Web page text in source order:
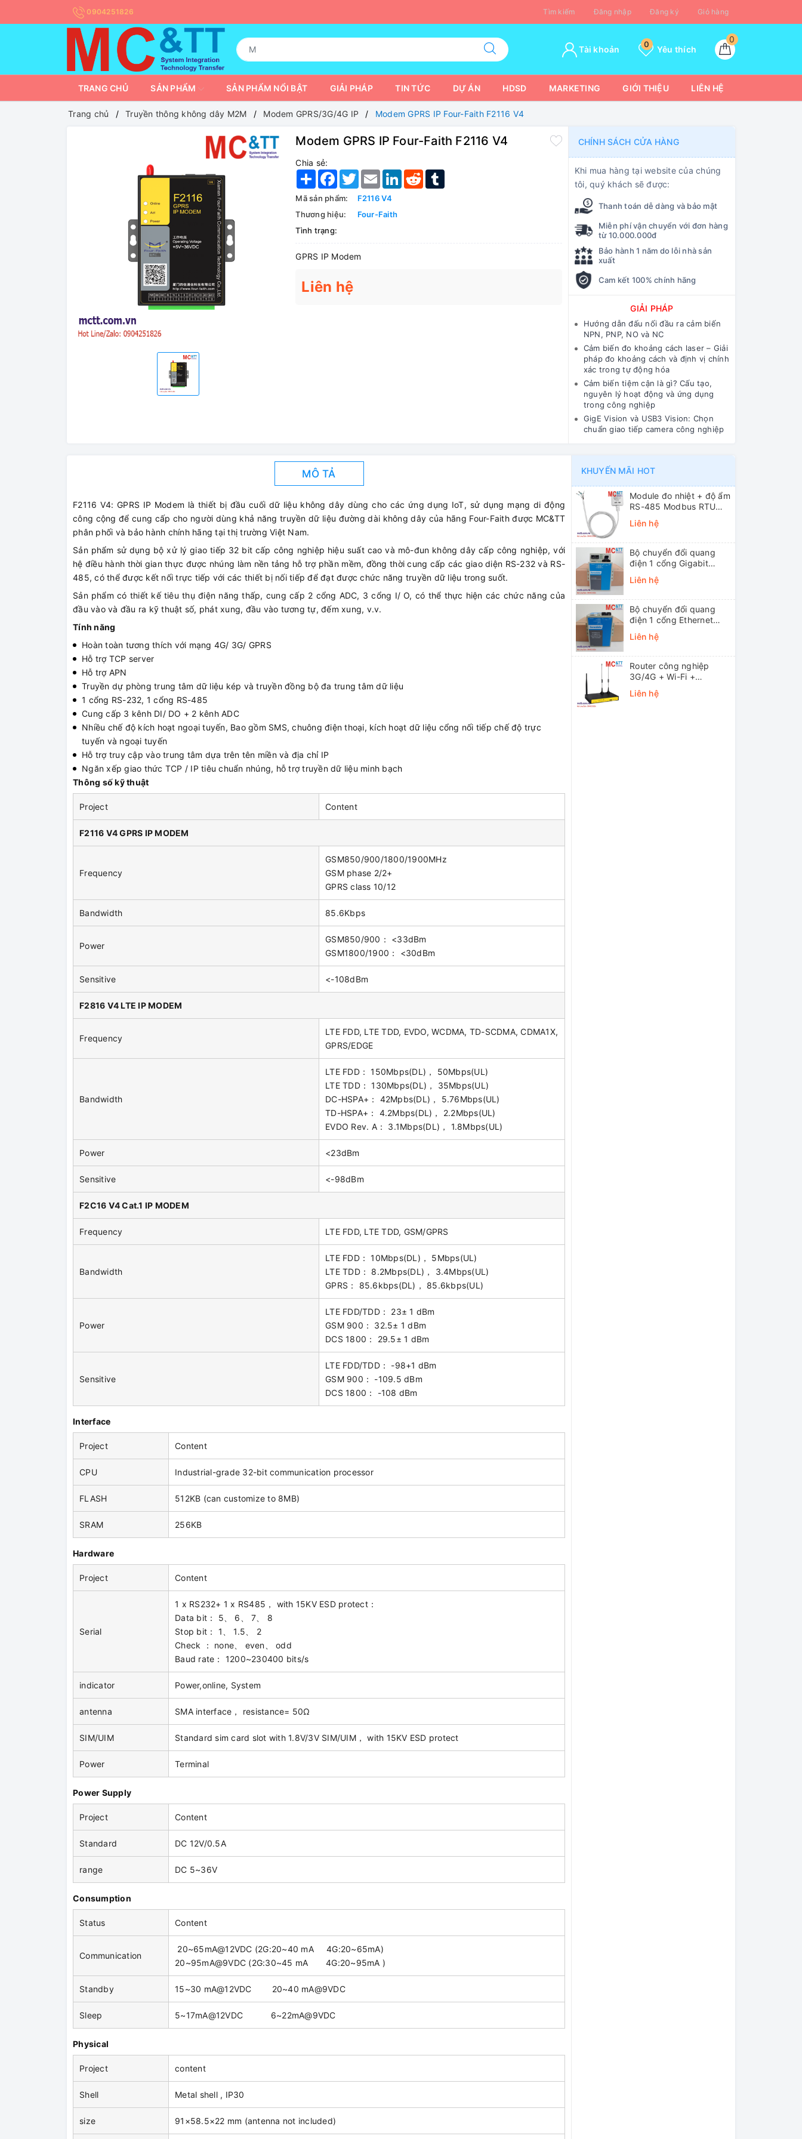
0904251826 Tìm kiếm Đăng nhập Đăng ký Giỏ hàng
0
Yêu thích
0
Tài khoản
TRANG CHỦ SẢN PHẨM SẢN PHẨM NỔI BẬT GIẢI PHÁP TIN TỨC DỰ ÁN HDSD MARKETING GIỚI THIỆU LIÊN HỆ
Trang chủ Truyền thông không dây M2M Modem GPRS/3G/4G IP Modem GPRS IP Four-Faith F2116 V4
Modem GPRS IP Four-Faith F2116 V4
Chia sẻ:
Share Facebook
TwitterEmail LinkedIn
Reddit
Mã sản phẩm:
F2116 V4
Thương hiệu:
Four-Faith
Tình trạng:
GPRS IP Modem
Liên hệ
CHÍNH SÁCH CỬA HÀNG
Khi mua hàng tại website của chúng
tôi, quý khách sẽ được:
Thanh toán dễ dàng và bảo mật
Miễn phí vận chuyển với đơn hàng
từ 10.000.000đ
Bảo hành 1 năm do lỗi nhà sản
xuất
Cam kết 100% chính hãng
GIẢI PHÁP
Hướng dẫn đấu nối đầu ra cảm biến
NPN, PNP, NO và NC
Cảm biến đo khoảng cách laser – Giải
pháp đo khoảng cách và định vị chính
xác trong tự động hóa
Cảm biến tiệm cận là gì? Cấu tạo,
nguyên lý hoạt động và ứng dụng
trong công nghiệp
GigE Vision và USB3 Vision: Chọn
chuẩn giao tiếp camera công nghiệp
MÔ TẢ
F2116 V4: GPRS IP Modem là thiết bị đầu cuối dữ liệu không dây dùng cho các ứng dụng IoT, sử dụng mạng di động
công cộng để cung cấp cho người dùng khả năng truyền dữ liệu đường dài không dây của hãng Four-Faith được MC&TT
phân phối và bảo hành chính hãng tại thị trường Việt Nam.
Sản phẩm sử dụng bộ xử lý giao tiếp 32 bit cấp công nghiệp hiệu suất cao và mô-đun không dây cấp công nghiệp, với
hệ điều hành thời gian thực được nhúng làm nền tảng hỗ trợ phần mềm, đồng thời cung cấp các giao diện RS-232 và RS-
485, có thể được kết nối trực tiếp với các thiết bị nối tiếp để đạt được chức năng truyền dữ liệu trong suốt.
Sản phẩm có thiết kế tiêu thụ điện năng thấp, cung cấp 2 cổng ADC, 3 cổng I/ O, có thể thực hiện các chức năng của
đầu vào và đầu ra kỹ thuật số, phát xung, đầu vào tương tự, đếm xung, v.v.
Tính năng
Hoàn toàn tương thích với mạng 4G/ 3G/ GPRS
Hỗ trợ TCP server
Hỗ trợ APN
Truyền dự phòng trung tâm dữ liệu kép và truyền đồng bộ đa trung tâm dữ liệu
1 cổng RS-232, 1 cổng RS-485
Cung cấp 3 kênh DI/ DO + 2 kênh ADC
Nhiều chế độ kích hoạt ngoại tuyến, Bao gồm SMS, chuông điện thoại, kích hoạt dữ liệu cổng nối tiếp chế độ trực
tuyến và ngoại tuyến
Hỗ trợ truy cập vào trung tâm dựa trên tên miền và địa chỉ IP
Ngăn xếp giao thức TCP / IP tiêu chuẩn nhúng, hỗ trợ truyền dữ liệu minh bạch
Thông số kỹ thuật
Project Content
F2116 V4 GPRS IP MODEM
Frequency
GSM850/900/1800/1900MHz
GSM phase 2/2+
GPRS class 10/12
Bandwidth 85.6Kbps
Power
GSM850/900： <33dBm
GSM1800/1900： <30dBm
Sensitive <-108dBm
F2816 V4 LTE IP MODEM
Frequency
LTE FDD, LTE TDD, EVDO, WCDMA, TD-SCDMA, CDMA1X,
GPRS/EDGE
Bandwidth
LTE FDD： 150Mbps(DL)， 50Mbps(UL)
LTE TDD： 130Mbps(DL)， 35Mbps(UL)
DC-HSPA+： 42Mpbs(DL)， 5.76Mbps(UL)
TD-HSPA+： 4.2Mbps(DL)， 2.2Mbps(UL)
EVDO Rev. A： 3.1Mbps(DL)， 1.8Mbps(UL)
Power <23dBm
Sensitive <-98dBm
F2C16 V4 Cat.1 IP MODEM
Frequency LTE FDD, LTE TDD, GSM/GPRS
Bandwidth
LTE FDD： 10Mbps(DL)， 5Mbps(UL)
LTE TDD： 8.2Mbps(DL)， 3.4Mbps(UL)
GPRS： 85.6kbps(DL)， 85.6kbps(UL)
Power
LTE FDD/TDD： 23± 1 dBm
GSM 900： 32.5± 1 dBm
DCS 1800： 29.5± 1 dBm
Sensitive
LTE FDD/TDD： -98+1 dBm
GSM 900： -109.5 dBm
DCS 1800： -108 dBm
Interface
Project Content
CPU Industrial-grade 32-bit communication processor
FLASH 512KB (can customize to 8MB)
SRAM 256KB
Hardware
Project Content
Serial
1 x RS232+ 1 x RS485， with 15KV ESD protect：
Data bit： 5、 6、 7、 8
Stop bit： 1、 1.5、 2
Check ： none、 even、 odd
Baud rate： 1200~230400 bits/s
indicator Power,online, System
antenna SMA interface， resistance= 50Ω
SIM/UIM Standard sim card slot with 1.8V/3V SIM/UIM， with 15KV ESD protect
Power Terminal
Power Supply
Project Content
Standard DC 12V/0.5A
range DC 5~36V
Consumption
Status Content
Communication
20~65mA@12VDC (2G:20~40 mA 4G:20~65mA)
20~95mA@9VDC (2G:30~45 mA 4G:20~95mA )
Standby 15~30 mA@12VDC 20~40 mA@9VDC
Sleep 5~17mA@12VDC 6~22mA@9VDC
Physical
Project content
Shell Metal shell , IP30
size 91×58.5×22 mm (antenna not included)
KHUYẾN MÃI HOT
Module đo nhiệt + độ ẩm
RS-485 Modbus RTU
ICP DAS DL-10 CR
Liên hệ
Bộ chuyển đổi quang
điện 1 cổng Gigabit
Ethernet 3Onedata
MODEL3012-S-SC-
mode, SC, 20KM)
Liên hệ
Bộ chuyển đổi quang
điện 1 cổng Ethernet
3onedata MODEL1100-
S-SC-20KM (Dual fiber,
Liên hệ
Router công nghiệp
3G/4G + Wi-Fi +
APN/VPN Four-Faith
F3436
Liên hệ